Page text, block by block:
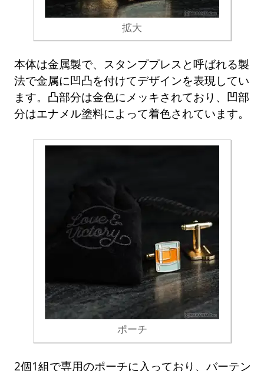
拡大
本体は金属製で、スタンププレスと呼ばれる製
法で金属に凹凸を付けてデザインを表現してい
ます。凸部分は金色にメッキされており、凹部
分はエナメル塗料によって着色されています。
ポーチ
2個1組で専用のポーチに入っており、バーテン